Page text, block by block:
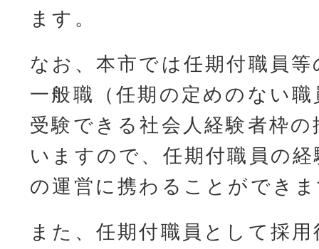
ます。
なお、本市では任期付職員
一般職（任期の定めのない
受験できる社会人経験者枠
いますので、任期付職員の
の運営に携わることができ
また、任期付職員として採